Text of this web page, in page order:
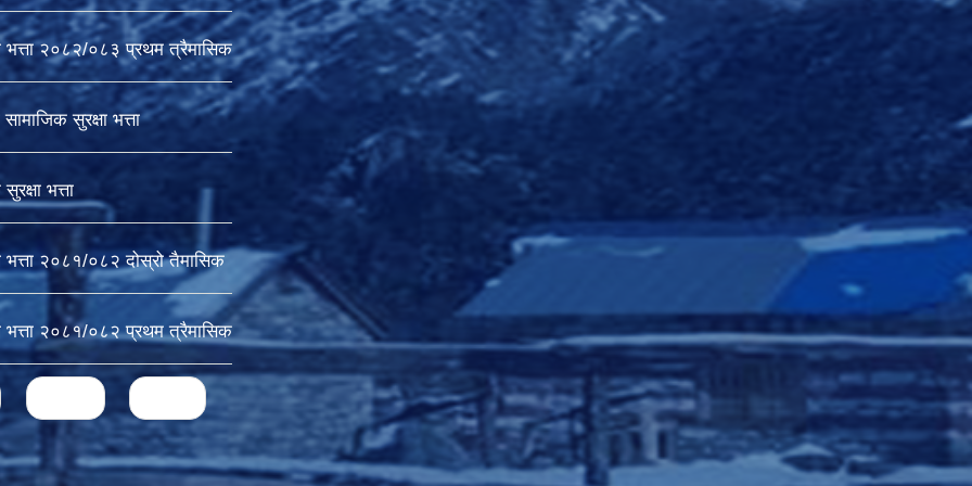
भत्ता २०८२/०८३ प्रथम त्रैमासिक
सुरक्षा भत्ता
भत्ता
भत्ता २०८१/०८२ दोस्रो तैमासिक
भत्ता २०८१/०८२ प्रथम त्रैमासिक